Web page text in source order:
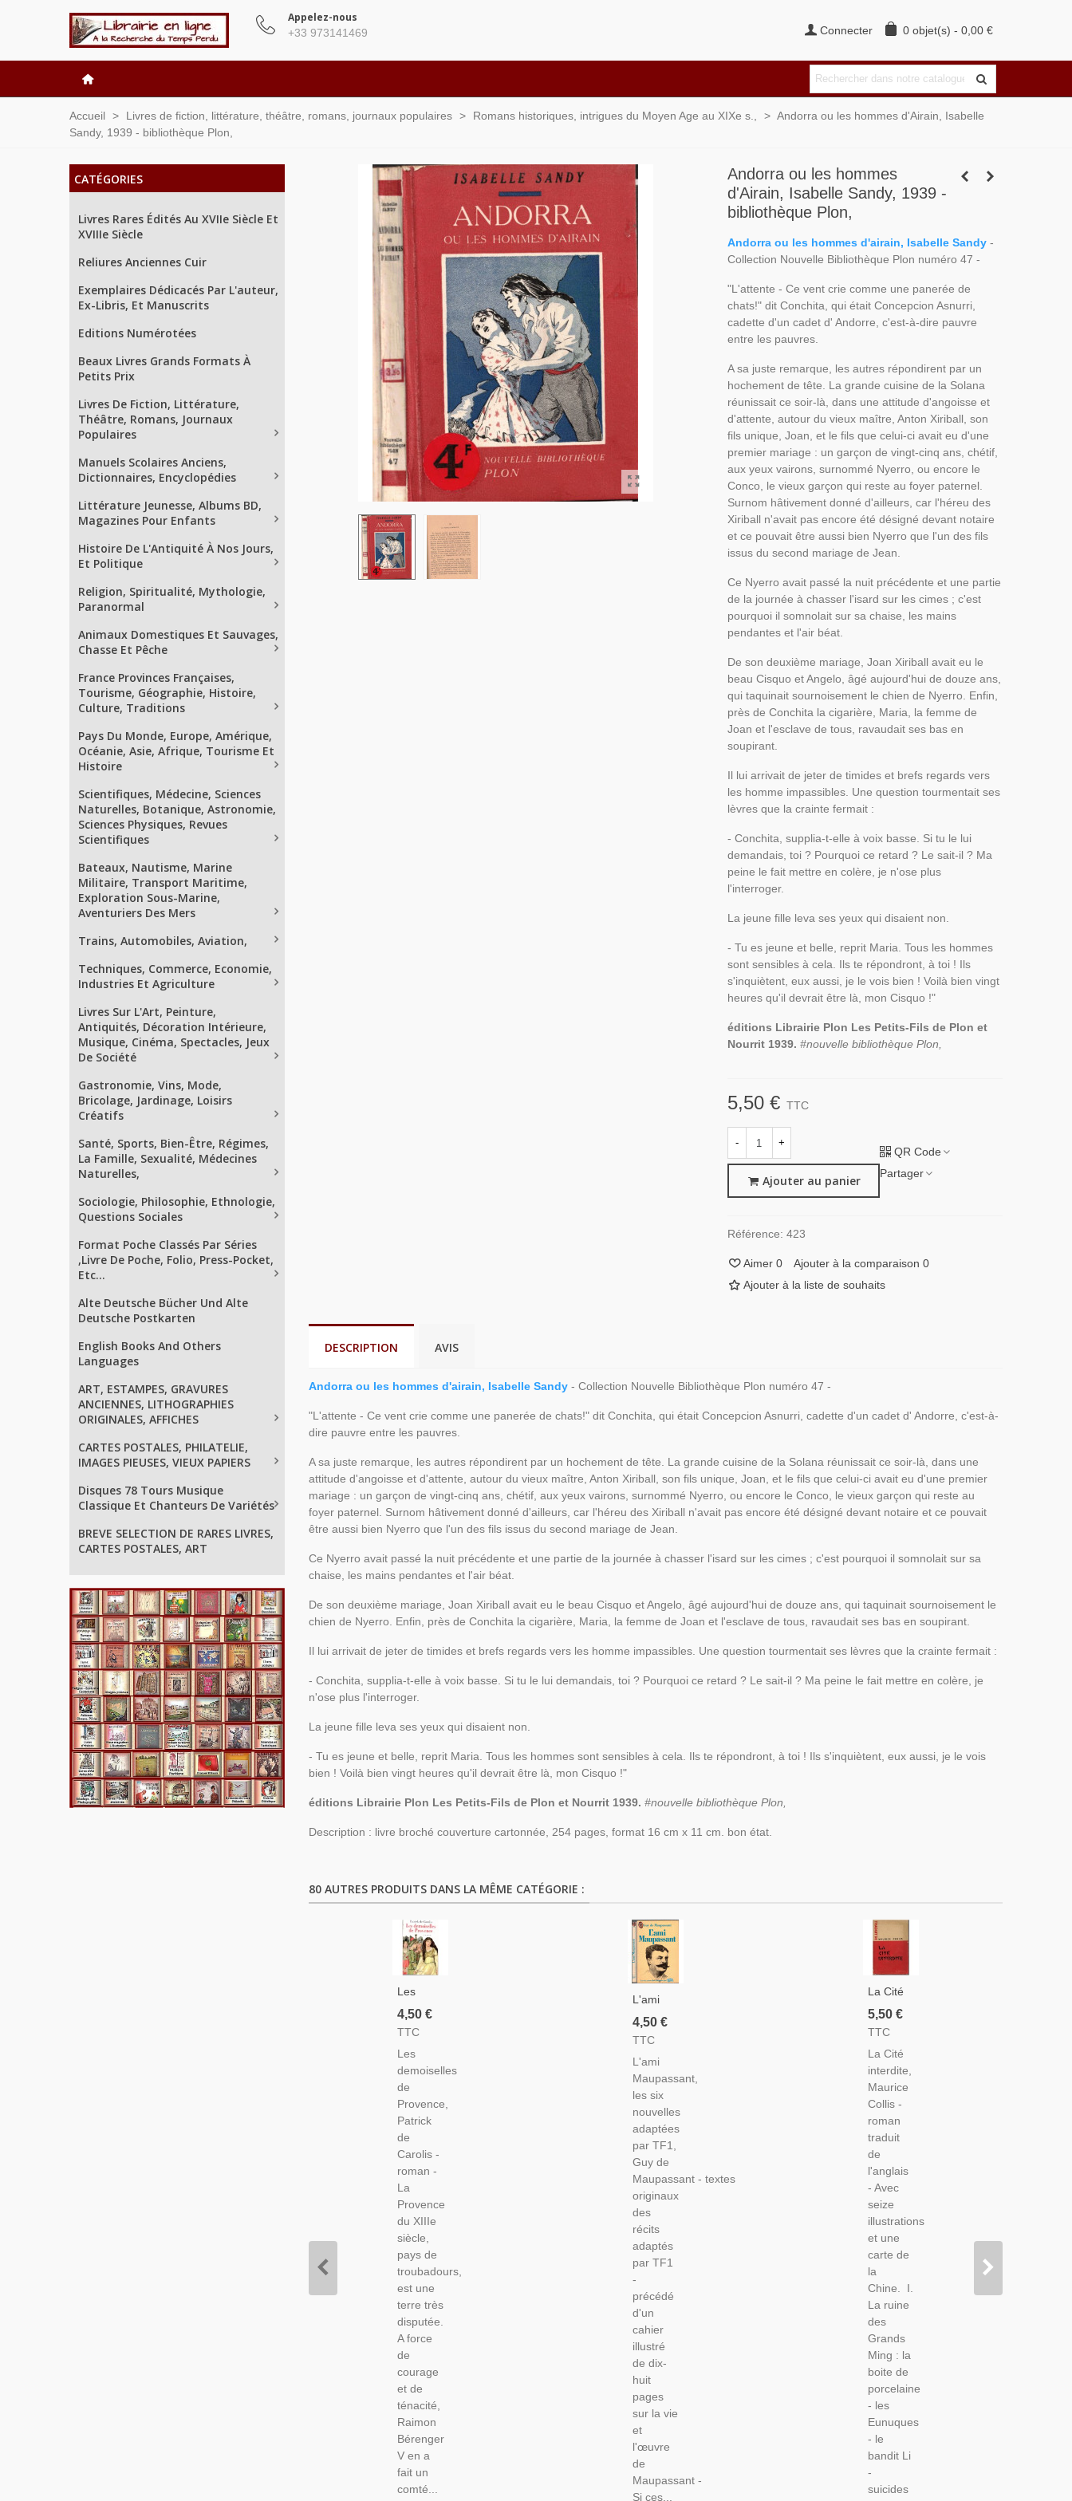
Appelez-nous
+33 973141469 Connecter 0 objet(s) - 0,00 €
Accueil > Livres de fiction, littérature, théâtre, romans, journaux populaires > Romans historiques, intrigues du Moyen Age au XIXe s., > Andorra ou les hommes d'Airain, Isabelle
Sandy, 1939 - bibliothèque Plon,
CATÉGORIES
Livres Rares Édités Au XVIIe Siècle Et
XVIIIe Siècle
Reliures Anciennes Cuir
Exemplaires Dédicacés Par L'auteur,
Ex-Libris, Et Manuscrits
Editions Numérotées
Beaux Livres Grands Formats À
Petits Prix
Livres De Fiction, Littérature,
Théâtre, Romans, Journaux
Populaires
Manuels Scolaires Anciens,
Dictionnaires, Encyclopédies
Littérature Jeunesse, Albums BD,
Magazines Pour Enfants
Histoire De L'Antiquité À Nos Jours,
Et Politique
Religion, Spiritualité, Mythologie,
Paranormal
Animaux Domestiques Et Sauvages,
Chasse Et Pêche
France Provinces Françaises,
Tourisme, Géographie, Histoire,
Culture, Traditions
Pays Du Monde, Europe, Amérique,
Océanie, Asie, Afrique, Tourisme Et
Histoire
Scientifiques, Médecine, Sciences
Naturelles, Botanique, Astronomie,
Sciences Physiques, Revues
Scientifiques
Bateaux, Nautisme, Marine
Militaire, Transport Maritime,
Exploration Sous-Marine,
Aventuriers Des Mers
Trains, Automobiles, Aviation,
Techniques, Commerce, Economie,
Industries Et Agriculture
Livres Sur L'Art, Peinture,
Antiquités, Décoration Intérieure,
Musique, Cinéma, Spectacles, Jeux
De Société
Gastronomie, Vins, Mode,
Bricolage, Jardinage, Loisirs
Créatifs
Santé, Sports, Bien-Être, Régimes,
La Famille, Sexualité, Médecines
Naturelles,
Sociologie, Philosophie, Ethnologie,
Questions Sociales
Format Poche Classés Par Séries
,Livre De Poche, Folio, Press-Pocket,
Etc...
Alte Deutsche Bücher Und Alte
Deutsche Postkarten
English Books And Others
Languages
ART, ESTAMPES, GRAVURES
ANCIENNES, LITHOGRAPHIES
ORIGINALES, AFFICHES
CARTES POSTALES, PHILATELIE,
IMAGES PIEUSES, VIEUX PAPIERS
Disques 78 Tours Musique
Classique Et Chanteurs De Variétés
BREVE SELECTION DE RARES LIVRES,
CARTES POSTALES, ART
Andorra ou les hommes
d'Airain, Isabelle Sandy, 1939 -
bibliothèque Plon,
Andorra ou les hommes d'airain, Isabelle Sandy-
Collection Nouvelle Bibliothèque Plon numéro 47 -
"L'attente - Ce vent crie comme une panerée de
chats!" dit Conchita, qui était Concepcion Asnurri,
cadette d'un cadet d' Andorre, c'est-à-dire pauvre
entre les pauvres.
A sa juste remarque, les autres répondirent par un
hochement de tête. La grande cuisine de la Solana
réunissait ce soir-là, dans une attitude d'angoisse et
d'attente, autour du vieux maître, Anton Xiriball, son
fils unique, Joan, et le fils que celui-ci avait eu d'une
premier mariage : un garçon de vingt-cinq ans, chétif,
aux yeux vairons, surnommé Nyerro, ou encore le
Conco, le vieux garçon qui reste au foyer paternel.
Surnom hâtivement donné d'ailleurs, car l'héreu des
Xiriball n'avait pas encore été désigné devant notaire
et ce pouvait être aussi bien Nyerro que l'un des fils
issus du second mariage de Jean.
Ce Nyerro avait passé la nuit précédente et une partie
de la journée à chasser l'isard sur les cimes ; c'est
pourquoi il somnolait sur sa chaise, les mains
pendantes et l'air béat.
De son deuxième mariage, Joan Xiriball avait eu le
beau Cisquo et Angelo, âgé aujourd'hui de douze ans,
qui taquinait sournoisement le chien de Nyerro. Enfin,
près de Conchita la cigarière, Maria, la femme de
Joan et l'esclave de tous, ravaudait ses bas en
soupirant.
Il lui arrivait de jeter de timides et brefs regards vers
les homme impassibles. Une question tourmentait ses
lèvres que la crainte fermait :
- Conchita, supplia-t-elle à voix basse. Si tu le lui
demandais, toi ? Pourquoi ce retard ? Le sait-il ? Ma
peine le fait mettre en colère, je n'ose plus
l'interroger.
La jeune fille leva ses yeux qui disaient non.
- Tu es jeune et belle, reprit Maria. Tous les hommes
sont sensibles à cela. Ils te répondront, à toi ! Ils
s'inquiètent, eux aussi, je le vois bien ! Voilà bien vingt
heures qu'il devrait être là, mon Cisquo !"
éditions Librairie Plon Les Petits-Fils de Plon et
Nourrit 1939. #nouvelle bibliothèque Plon,
5,50 € TTC
- +
Ajouter au panier
QR Code
Partager
Référence: 423
Aimer 0 Ajouter à la comparaison 0
Ajouter à la liste de souhaits
DESCRIPTION AVIS
Andorra ou les hommes d'airain, Isabelle Sandy - Collection Nouvelle Bibliothèque Plon numéro 47 -
"L'attente - Ce vent crie comme une panerée de chats!" dit Conchita, qui était Concepcion Asnurri, cadette d'un cadet d' Andorre, c'est-à-
dire pauvre entre les pauvres.
A sa juste remarque, les autres répondirent par un hochement de tête. La grande cuisine de la Solana réunissait ce soir-là, dans une
attitude d'angoisse et d'attente, autour du vieux maître, Anton Xiriball, son fils unique, Joan, et le fils que celui-ci avait eu d'une premier
mariage : un garçon de vingt-cinq ans, chétif, aux yeux vairons, surnommé Nyerro, ou encore le Conco, le vieux garçon qui reste au
foyer paternel. Surnom hâtivement donné d'ailleurs, car l'héreu des Xiriball n'avait pas encore été désigné devant notaire et ce pouvait
être aussi bien Nyerro que l'un des fils issus du second mariage de Jean.
Ce Nyerro avait passé la nuit précédente et une partie de la journée à chasser l'isard sur les cimes ; c'est pourquoi il somnolait sur sa
chaise, les mains pendantes et l'air béat.
De son deuxième mariage, Joan Xiriball avait eu le beau Cisquo et Angelo, âgé aujourd'hui de douze ans, qui taquinait sournoisement le
chien de Nyerro. Enfin, près de Conchita la cigarière, Maria, la femme de Joan et l'esclave de tous, ravaudait ses bas en soupirant.
Il lui arrivait de jeter de timides et brefs regards vers les homme impassibles. Une question tourmentait ses lèvres que la crainte fermait :
- Conchita, supplia-t-elle à voix basse. Si tu le lui demandais, toi ? Pourquoi ce retard ? Le sait-il ? Ma peine le fait mettre en colère, je
n'ose plus l'interroger.
La jeune fille leva ses yeux qui disaient non.
- Tu es jeune et belle, reprit Maria. Tous les hommes sont sensibles à cela. Ils te répondront, à toi ! Ils s'inquiètent, eux aussi, je le vois
bien ! Voilà bien vingt heures qu'il devrait être là, mon Cisquo !"
éditions Librairie Plon Les Petits-Fils de Plon et Nourrit 1939. #nouvelle bibliothèque Plon,
Description : livre broché couverture cartonnée, 254 pages, format 16 cm x 11 cm. bon état.
80 AUTRES PRODUITS DANS LA MÊME CATÉGORIE :
Les
Demoiselles
De
Patrick
De
Carolis,
2005 -
Provence
XIIIe
Siècle,
Capétiens,
Reines
4,50 €
TTC
Les
demoiselles
de
Provence,
Patrick
de
Carolis -
roman -
La
Provence
du XIIIe
siècle,
pays de
troubadours,
est une
terre très
disputée.
A force
de
courage
et de
ténacité,
Raimon
Bérenger
V en a
fait un
comté...
L'ami
Maupassant,
Six
Adaptées
Par TF1,
Guy De
Maupassant,
1989 -
Société
XIXe
Siècle,
Télévision,
4,50 €
TTC
L'ami
Maupassant,
les six
nouvelles
adaptées
par TF1,
Guy de
Maupassant - textes
originaux
des
récits
adaptés
par TF1
-
précédé
d'un
cahier
illustré
de dix-
huit
pages
sur la vie
et
l'œuvre
de
Maupassant -
Si ces...
La Cité
Interdite,
Maurice
1946 -
Chine
Impériale,
Chine
XIXe
Siècle,
Roman
Historique
5,50 €
TTC
La Cité
interdite,
Maurice
Collis -
roman
traduit
de
l'anglais
- Avec
seize
illustrations
et une
carte de
la
Chine. I.
La ruine
des
Grands
Ming : la
boite de
porcelaine
- les
Eunuques
- le
bandit Li
-
suicides